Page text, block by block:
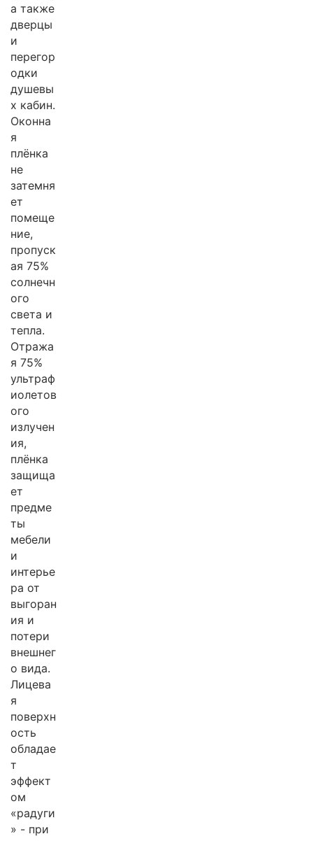
а также
дверцы
и
перегор
одки
душевы
х кабин.
Оконна
я
плёнка
не
затемня
ет
помеще
ние,
пропуск
ая 75%
солнечн
ого
света и
тепла.
Отража
я 75%
ультраф
иолетов
ого
излучен
ия,
плёнка
защища
ет
предме
ты
мебели
и
интерье
ра от
выгоран
ия и
потери
внешнег
о вида.
Лицева
я
поверхн
ость
обладае
т
эффект
ом
«радуги
» - при